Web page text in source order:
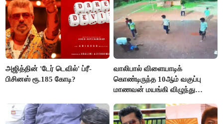
அஜித்தின் 'டேர் டெவில்' ப்ரீ-
பிசினஸ் ரூ.185 கோடி?
வாலிபால் விளையாடிக்
கொண்டிருந்த 10ஆம் வகுப்பு
மாணவன் மயங்கி விழுந்து